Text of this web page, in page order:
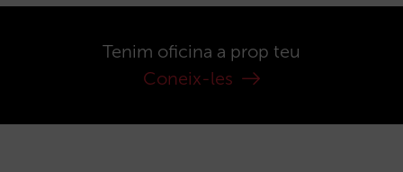
Tenim oficina a prop teu
Coneix-les